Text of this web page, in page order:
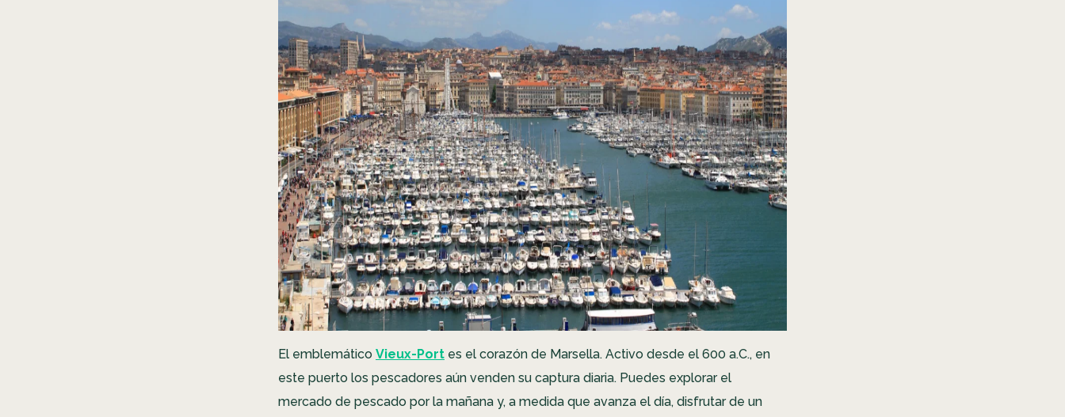
El emblemático Vieux-Port es el corazón de Marsella. Activo desde el 600 a.C., en
este puerto los pescadores aún venden su captura diaria. Puedes explorar el
mercado de pescado por la mañana y, a medida que avanza el día, disfrutar de un